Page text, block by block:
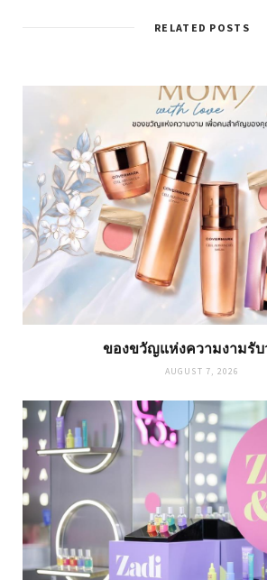
RELATED POSTS
ของขวัญแห่งความงามรั
AUGUST 7, 2026